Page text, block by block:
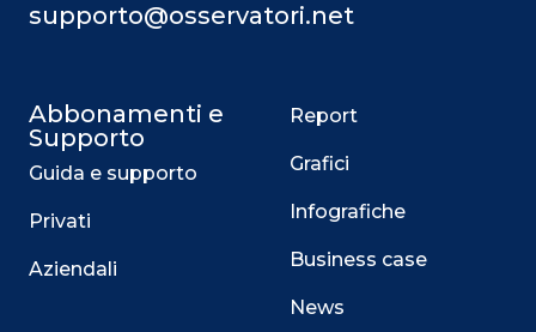
supporto@osservatori.net
Abbonamenti e
Supporto
Guida e supporto
Privati
Aziendali
Report
Grafici
Infografiche
Business case
News